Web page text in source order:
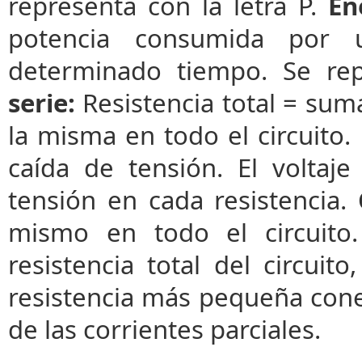
potencia consumida por
determinado tiempo. Se
serie: Resistencia total =
la misma en todo el circuito.
caída de tensión. El
tensión en cada resistencia.
mismo en todo el
resistencia total del
resistencia más pequeña
de las corrientes parciales.